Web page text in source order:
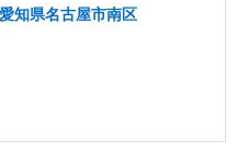
知県名古屋市南区